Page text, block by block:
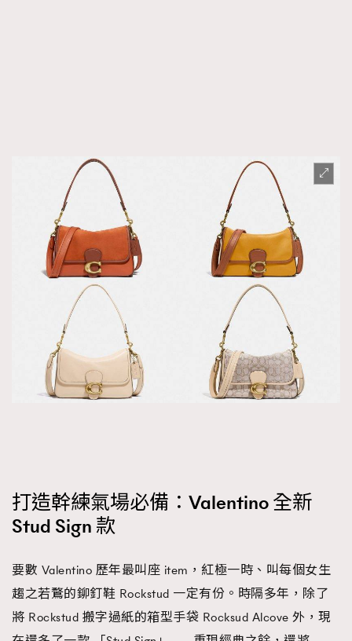
打造幹練氣場必備：Valentino 全新
Stud Sign 款
要數 Valentino 歷年最叫座 item，紅極一時、叫每個女生
趨之若鶩的鉚釘鞋 Rockstud 一定有份。時隔多年，除了
將 Rockstud 搬字過紙的箱型手袋 Rocksud Alcove 外，現